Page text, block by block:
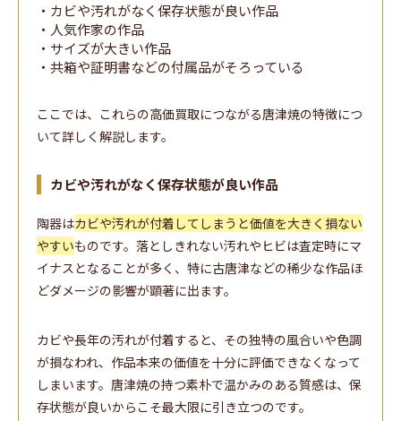
・カビや汚れがなく保存状態が良い作品
・人気作家の作品
・サイズが大きい作品
・共箱や証明書などの付属品がそろっている
ここでは、これらの高価買取につながる唐津焼の特徴につ
いて詳しく解説します。
カビや汚れがなく保存状態が良い作品
陶器はカビや汚れが付着してしまうと価値を大きく損ない
やすいものです。落としきれない汚れやヒビは査定時にマ
イナスとなることが多く、特に古唐津などの稀少な作品ほ
どダメージの影響が顕著に出ます。
カビや長年の汚れが付着すると、その独特の風合いや色調
が損なわれ、作品本来の価値を十分に評価できなくなって
しまいます。唐津焼の持つ素朴で温かみのある質感は、保
存状態が良いからこそ最大限に引き立つのです。